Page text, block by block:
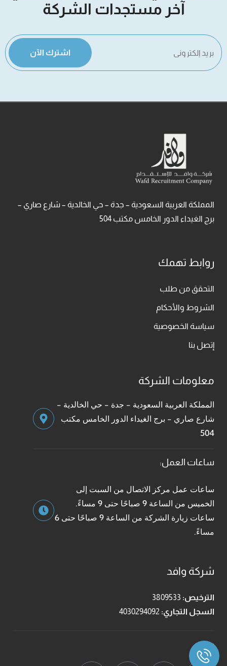
آخر مستجدات الشركة
اشترك الآن
المملكة العربية السعودية – جدة – حي الخالدية – شارع صاري –
برج الغيداء الدور الخامس مكتب 504
روابط تهمك
التحقق من طلب
الشروط والأحكام
سياسة الخصوصية
إتصل بنا
معلومات الشركة
المملكة العربية السعودية - جدة - حي الخالدية -
شارع صاري - برج الغيداء الدور الخامس مكتب
504
ساعات العمل:
ساعات عمل مركز الاتصال من السبت إلى
الخميس من الساعة 9 صباحًا حتى 9 مساءً.
ساعات زيارة الشركة من الساعة 9 صباحًا حتى 6
مساءً.
شركة وافد
الترخيص: 3809533
السجل التجاري: 4030294092
تابعنا: